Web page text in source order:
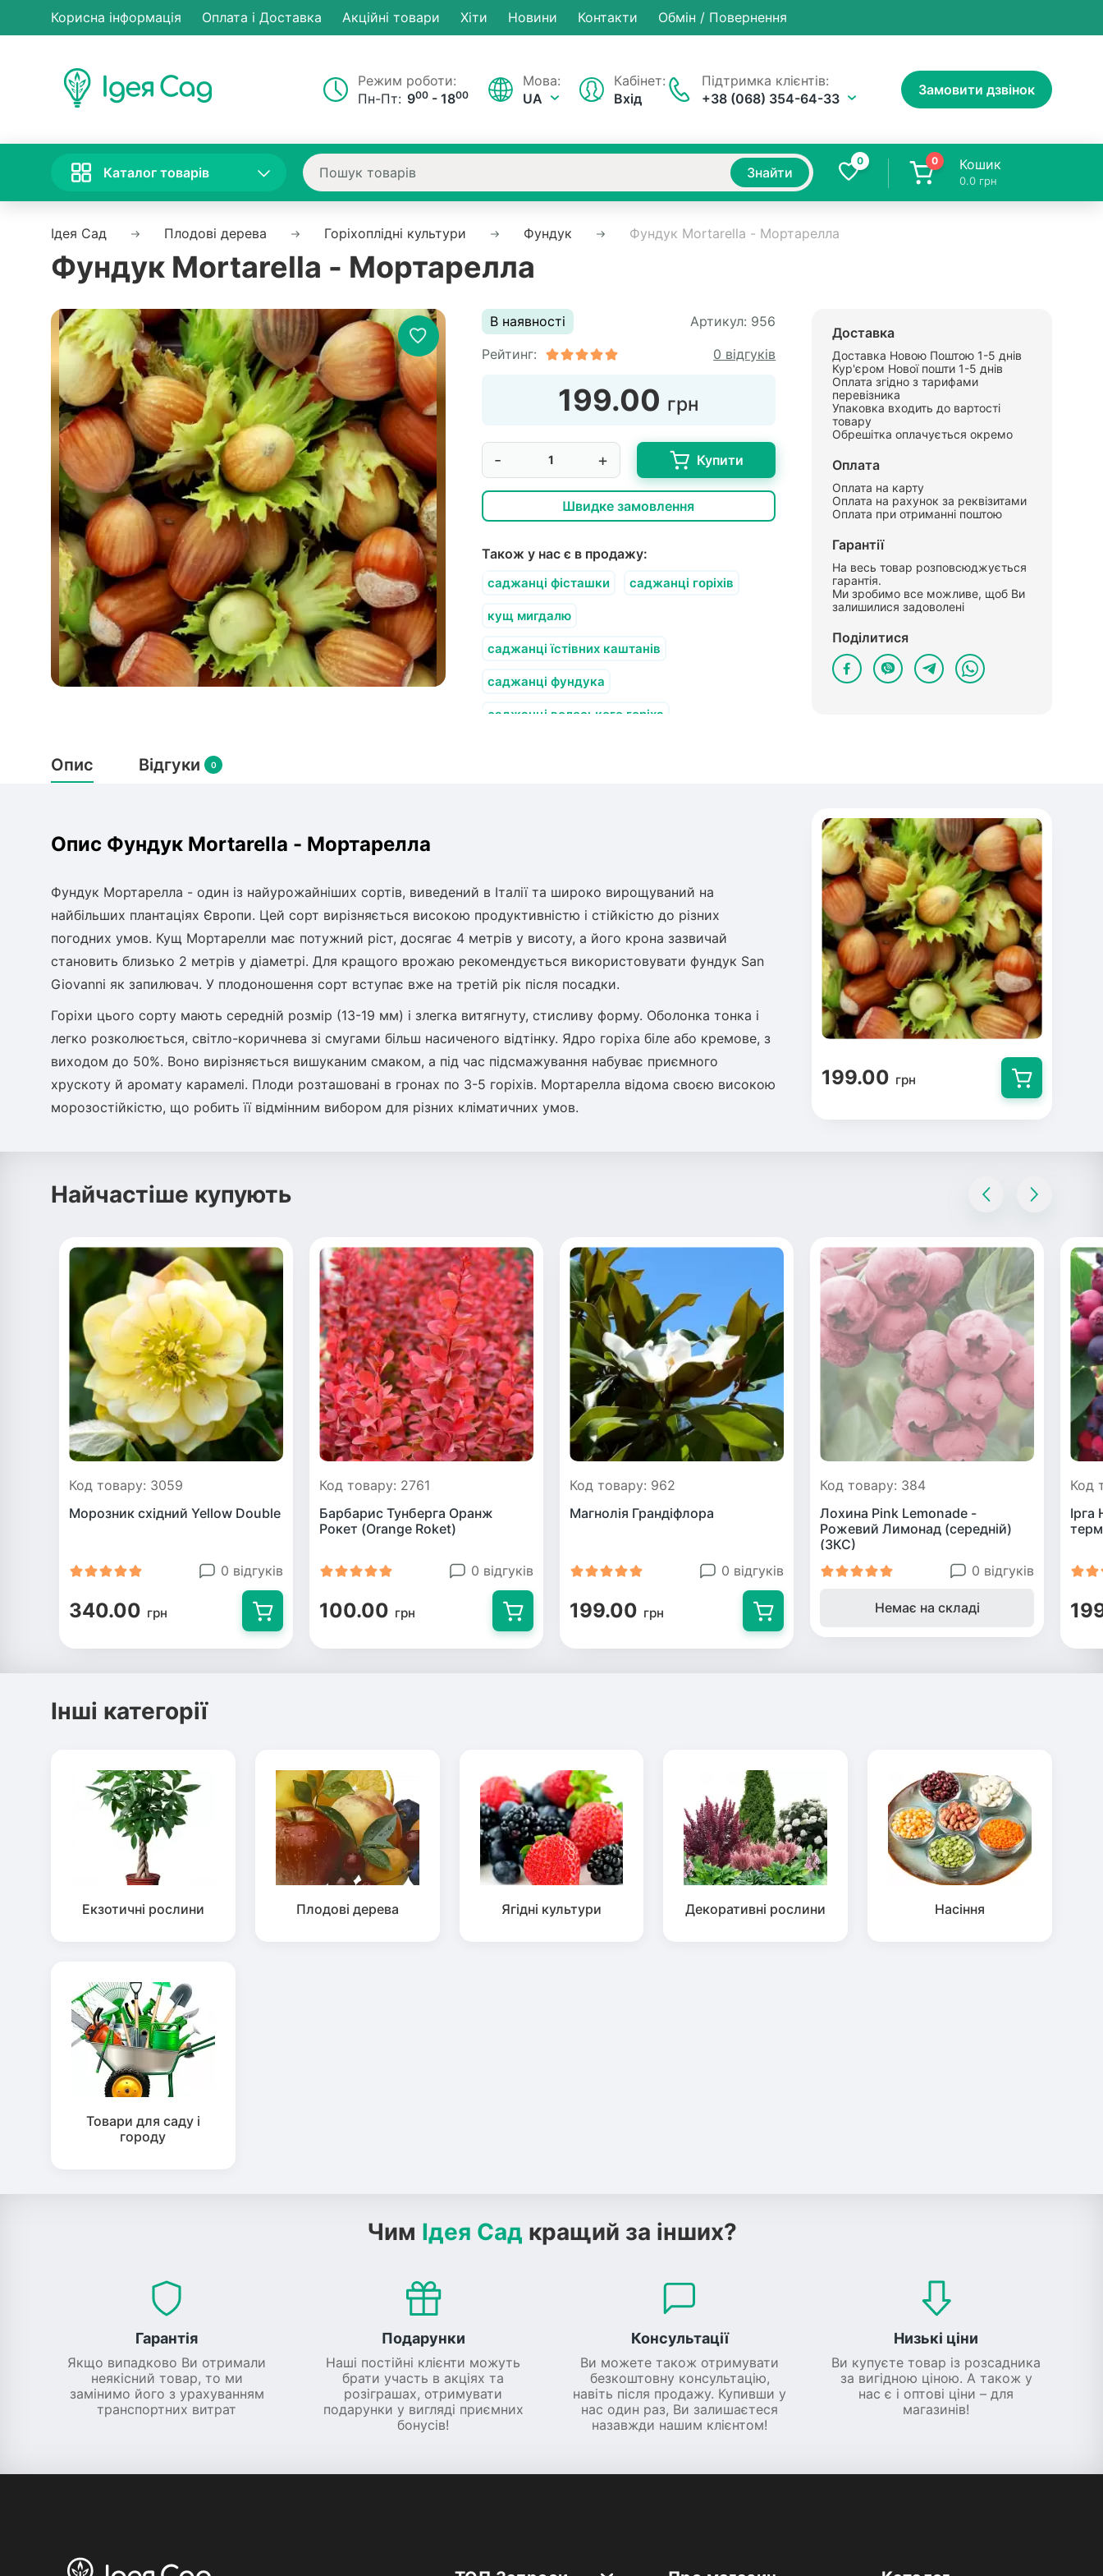
Корисна інформація Оплата і Доставка Акційні товари Хiти Новини Контакти Обмін / Повернення
Режим роботи:
Пн-Пт: 900 - 1800
Підтримка клієнтів:
+38 (068) 354-64-33
Мова:
UA
Кабінет:
Вхід
Замовити дзвінок
Каталог товарів Знайти
0 0 Кошик
0.0 грн
Ідея Сад Плодові дерева Горiхоплiднi культури Фундук Фундук Mortarella - Мортарелла
Фундук Mortarella - Мортарелла
В наявності Артикул: 956
Рейтинг:
0 відгуків
199.00 грн
- + Купити
Швидке замовлення
Також у нас є в продажу:
саджанці фісташки саджанці горіхів
кущ мигдалю
саджанці їстівних каштанів
саджанці фундука
саджанці волоського горіха
Доставка
Доставка Новою Поштою 1-5 днів
Кур'єром Нової пошти 1-5 днів
Оплата згідно з тарифами
перевізника
Упаковка входить до вартості
товару
Обрешітка оплачується окремо
Оплата
Оплата на карту
Оплата на рахунок за реквізитами
Оплата при отриманні поштою
Гарантії
На весь товар розповсюджується
гарантія.
Ми зробимо все можливе, щоб Ви
залишилися задоволені
Поділитися
Опис Відгуки 0
Опис Фундук Mortarella - Мортарелла
Фундук Мортарелла - один із найурожайніших сортів, виведений в Італії та широко вирощуваний на
найбільших плантаціях Європи. Цей сорт вирізняється високою продуктивністю і стійкістю до різних
погодних умов. Кущ Мортарелли має потужний ріст, досягає 4 метрів у висоту, а його крона зазвичай
становить близько 2 метрів у діаметрі. Для кращого врожаю рекомендується використовувати фундук San
Giovanni як запилювач. У плодоношення сорт вступає вже на третій рік після посадки.
Горіхи цього сорту мають середній розмір (13-19 мм) і злегка витягнуту, стисливу форму. Оболонка тонка і
легко розколюється, світло-коричнева зі смугами більш насиченого відтінку. Ядро горіха біле або кремове, з
виходом до 50%. Воно вирізняється вишуканим смаком, а під час підсмажування набуває приємного
хрускоту й аромату карамелі. Плоди розташовані в гронах по 3-5 горіхів. Мортарелла відома своєю високою
морозостійкістю, що робить її відмінним вибором для різних кліматичних умов.
199.00 грн
Найчастіше купують
Код товару: 3059
Морозник східний Yellow Double
0 відгуків
340.00 грн
Код товару: 2761
Барбарис Тунберга Оранж
Рокет (Orange Roket)
0 відгуків
100.00 грн
Код товару: 962
Магнолія Грандіфлора
0 відгуків
199.00 грн
Код товару: 384
Лохина Pink Lemonade -
Рожевий Лимонад (середній)
(ЗКС)
0 відгуків
Немає на складі
Код
Інші категорії
Екзотичні рослини Плодові дерева Ягідні культури Декоративні рослини Насіння
Товари для саду і
городу
Чим Ідея Сад кращий за інших?
Гарантія
Якщо випадково Ви отримали
неякісний товар, то ми
замінимо його з урахуванням
транспортних витрат
Подарунки
Наші постійні клієнти можуть
брати участь в акціях та
розіграшах, отримувати
подарунки у вигляді приємних
бонусів!
Консультації
Ви можете також отримувати
безкоштовну консультацію,
навіть після продажу. Купивши у
нас один раз, Ви залишаєтеся
назавжди нашим клієнтом!
Низькі ціни
Ви купуєте товар із розсадника
за вигідною ціною. А також у
нас є і оптові ціни – для
магазинів!